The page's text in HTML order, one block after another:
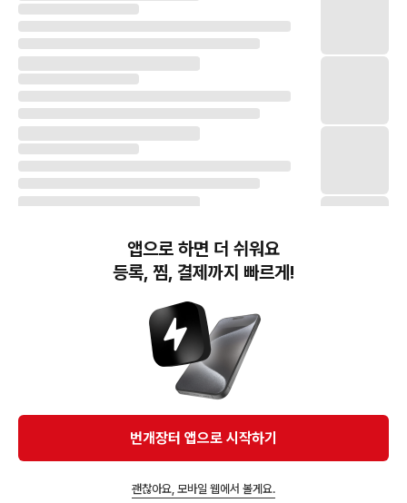
번개장터(주) 사업자정보, 이용약관 및 기타 법적고지
번개장터㈜는 통신판매중개자이며, 통신판매의 당사자가 아닙니다. 전자상거래 등에서의
소비자보호에 관한 법률 등 관련 법령 및 번개장터㈜의 약관에 따라 상품, 상품정보, 거래에 관한 책임은
개별 판매자에게 귀속하고, 번개장터㈜는 원칙적으로 회원간 거래에 대하여 책임을 지지 않습니다.
다만, 번개장터㈜가 직접 판매하는 상품에 대한 책임은 번개장터㈜에게 귀속합니다.
APP 다운로드
앱으로 하면 더 쉬워요
등록, 찜, 결제까지 빠르게!
번개장터 앱으로 시작하기
괜찮아요, 모바일 웹에서 볼게요.